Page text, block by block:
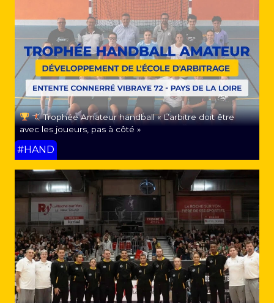
Trophée Amateur handball « L’arbitre doit être
avec les joueurs, pas à côté »
#HAND